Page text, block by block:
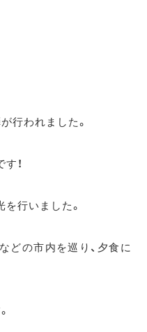
行われました。
！
行いました。
どの市内を巡り、夕食に